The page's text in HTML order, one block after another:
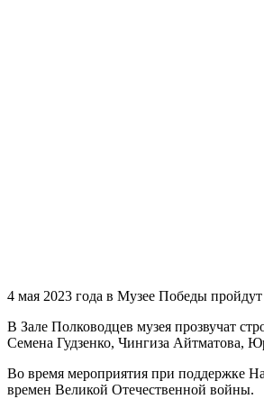
4 мая 2023 года в Музее Победы
В Зале Полководцев музея прозвучат
Семена Гудзенко, Чингиза Айтматова,
Во время мероприятия при поддержке
времен Великой Отечественной войны.